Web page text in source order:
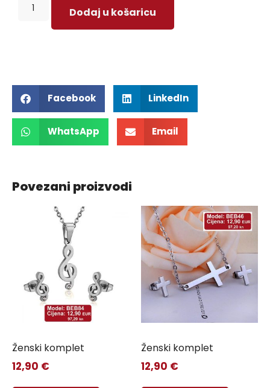
Dodaj u košaricu
Facebook LinkedIn
WhatsApp Email
Povezani proizvodi
Ženski komplet
12,90 €
Ženski komplet
12,90 €